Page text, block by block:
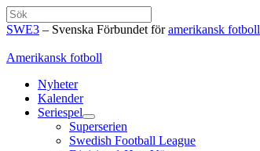
Hoppa
till
Sök
SWE3 – Svenska Förbundet föramerikansk fotboll
Amerikansk fotboll
Nyheter
Kalender
Seriespel
Superserien
Swedish Football League